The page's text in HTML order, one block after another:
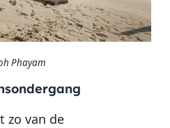
Phayam
zo van de